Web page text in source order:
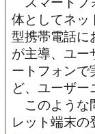
体としてネッ
型携帯電話に
が主導、ユー
ートフォンで
ど、ユーザ
このような
レット端末